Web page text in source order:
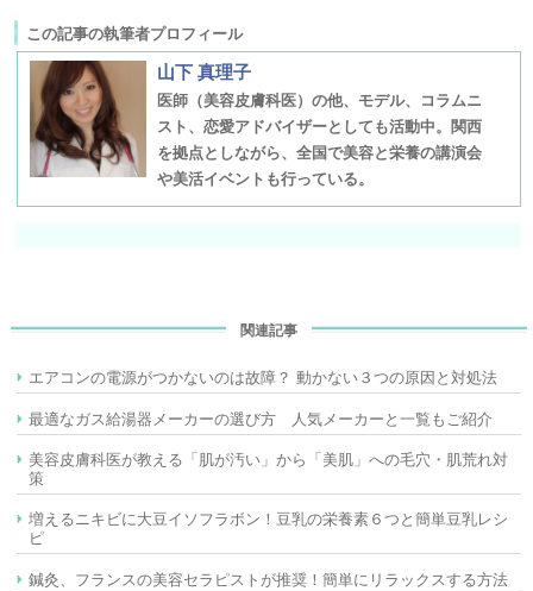
この記事の執筆者プロフィール
山下 真理子
医師（美容皮膚科医）の他、モデル、コラムニ
スト、恋愛アドバイザーとしても活動中。関西
を拠点としながら、全国で美容と栄養の講演会
や美活イベントも行っている。
関連記事
エアコンの電源がつかないのは故障？ 動かない３つの原因と対処法
最適なガス給湯器メーカーの選び方 人気メーカーと一覧もご紹介
美容皮膚科医が教える「肌が汚い」から「美肌」への毛穴・肌荒れ対
策
増えるニキビに大豆イソフラボン！豆乳の栄養素６つと簡単豆乳レシ
ピ
鍼灸、フランスの美容セラピストが推奨！簡単にリラックスする方法